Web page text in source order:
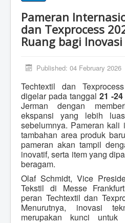
Pameran
dan Texprocess
Ruang bagi Inovasi
Published: 04 February 2026
Techtextil dan
digelar pada tanggal 21 -
Jerman dengan
ekspansi yang lebih
sebelumnya. Pameran kali
tambahan area produk
pameran akan tampil
inovatif, serta item yang
beragam.
Olaf Schmidt, Vice
Tekstil di Messe
peran Techtextil dan
Menurutnya, inovasi
merupakan kunci untuk